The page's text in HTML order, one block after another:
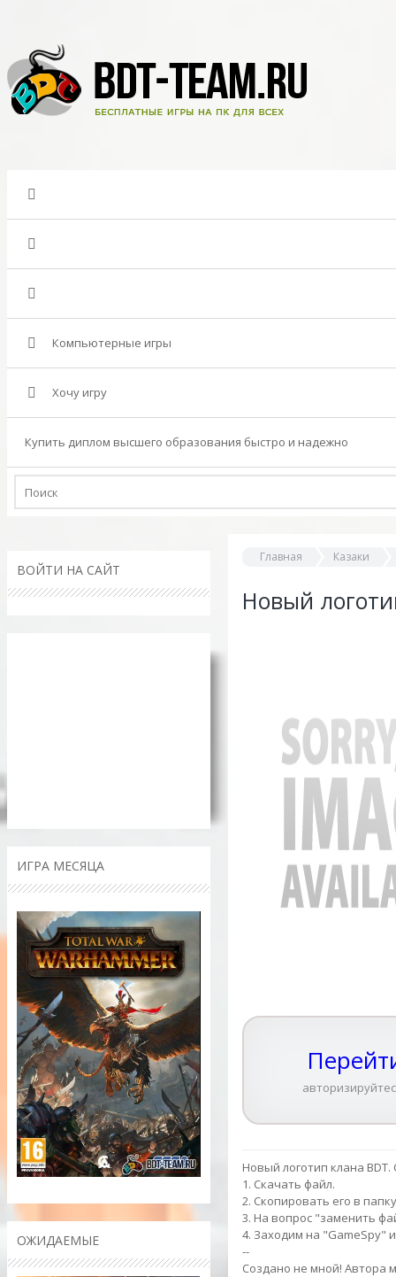
Компьютерные игры
Хочу игру
Купить диплом высшего образования быстро и надежно
Главная Казаки
Новый
Новый логотип клана
1. Скачать файл.
2. Скопировать его в
3. На вопрос "заменить
4. Заходим на "GameSpy"
--
Создано не мной! Автора
ВОЙТИ НА САЙТ
ИГРА МЕСЯЦА
ОЖИДАЕМЫЕ